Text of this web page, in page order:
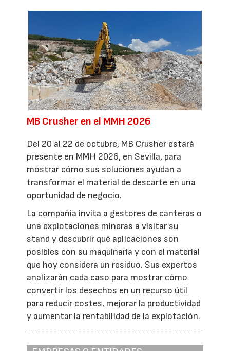
MB Crusher en el MMH 2026
Del 20 al 22 de octubre, MB Crusher estará
presente en MMH 2026, en Sevilla, para
mostrar cómo sus soluciones ayudan a
transformar el material de descarte en una
oportunidad de negocio.
La compañía invita a gestores de canteras o
una explotaciones mineras a visitar su
stand y descubrir qué aplicaciones son
posibles con su maquinaria y con el material
que hoy considera un residuo. Sus expertos
analizarán cada caso para mostrar cómo
convertir los desechos en un recurso útil
para reducir costes, mejorar la productividad
y aumentar la rentabilidad de la explotación.